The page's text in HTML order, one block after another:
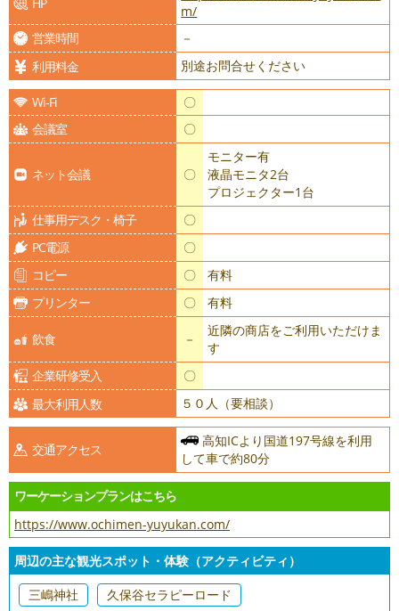
m/
営業時間
－
利用料金
別途お問合せください
Wi-Fi
〇
会議室
〇
ネット会議 〇
モニター有
液晶モニタ2台
プロジェクター1台
仕事用デスク・椅子
〇
PC電源
〇
コピー
〇
有料
プリンター
〇 有料
飲食 －
近隣の商店をご利用いただけま
す
企業研修受入
〇
最大利用人数
５０人（要相談）
交通アクセス
高知ICより国道197号線を利用
して車で約80分
ワーケーションプランはこちら
https://www.ochimen-yuyukan.com/
周辺の主な観光スポット・体験（アクティビティ）
三嶋神社
久保谷セラピーロード